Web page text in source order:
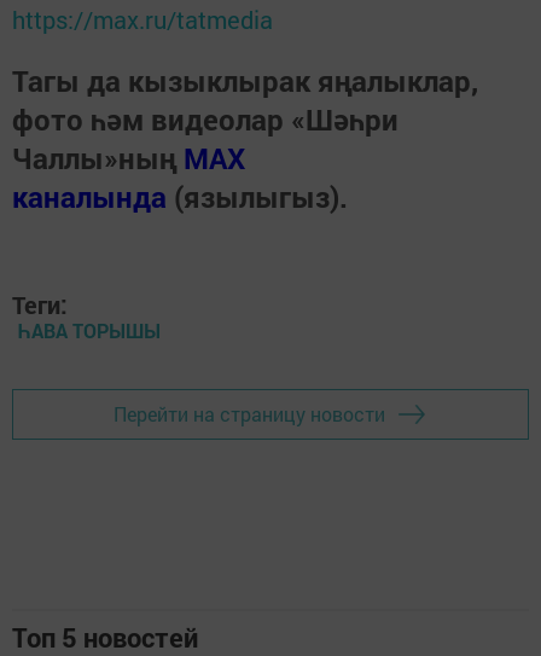
https://max.ru/tatmedia
Тагы да кызыклырак яңалыклар,
фото һәм видеолар «Шәһри
Чаллы»ның MAX
каналында (язылыгыз).
Теги:
ҺАВА ТОРЫШЫ
Перейти на страницу новости
Топ 5 новостей